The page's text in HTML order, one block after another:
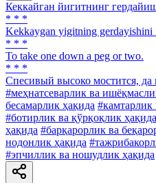
Кеккайган йигитнинг
* * *
Kekkaygan yigitning gerdayishini
* * *
To take one down a peg or two.
* * *
Спесивый высоко мостится, да
#меҳнатсеварлик ва
бесамарлик ҳақида
#ботирлик ва қўрқоқлик ҳақида
ҳақида #барқарорлик ва
нодонлик ҳақида
#эпчиллик ва ношудлик ҳақида